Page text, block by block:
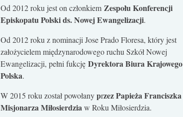
Od 2012 roku jest on członkiem Zespołu Konferencji
Episkopatu Polski ds. Nowej Ewangelizacji.
Od 2012 roku z nominacji Jose Prado Floresa, który jest
założycielem międzynarodowego ruchu Szkół Nowej
Ewangelizacji, pełni fukcję Dyrektora Biura
Polska.
W 2015 roku został powołanyprzez Papieża
Misjonarza Miłosierdziaw Roku Miłosierdzia.